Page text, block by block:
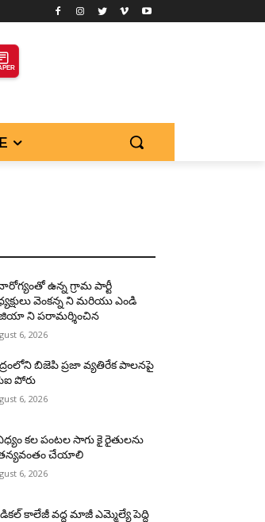
ఉన్న గ్రామ పార్టీ
వెంకన్న ని మరియు ఎండి
ని పరామర్శించిన
6, 2026
బిజెపి ప్రజా వ్యతిరేక పాలనపై
పోరు
6, 2026
కల పంటల సాగు కై రైతులను
చేయాలి
6, 2026
కాలేజీ వద్ద మాజీ ఎమ్మెల్యే పెద్ది